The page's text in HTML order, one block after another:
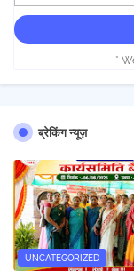
*
ब्रेकिंग न्यूज़
UNCATEGORIZED